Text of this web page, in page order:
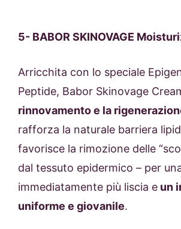
5- BABOR SKINOVAGE
Arricchita con lo speciale
Peptide, Babor Skinovage
rinnovamento e la
rafforza la naturale barriera
favorisce la rimozione delle
dal tessuto epidermico – per
immediatamente più liscia e un
uniforme e giovanile.